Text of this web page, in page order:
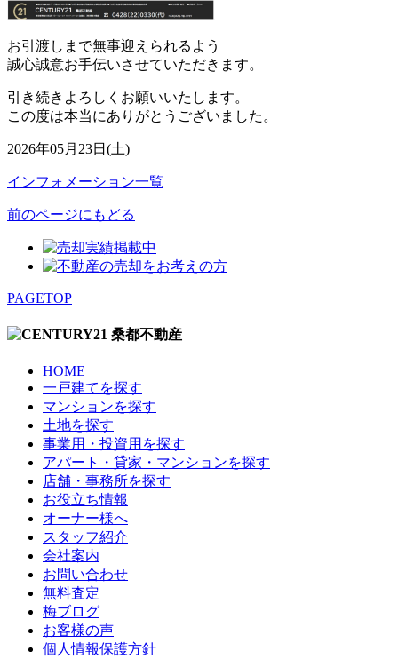
お引渡しまで無事迎えられるよう
誠心誠意お手伝いさせていただきます。
引き続きよろしくお願いいたします。
この度は本当にありがとうございました。
2026年05月23日(土)
インフォメーション一覧
前のページにもどる
PAGETOP
HOME
一戸建てを探す
マンションを探す
土地を探す
事業用・投資用を探す
アパート・貸家・マンションを探す
店舗・事務所を探す
お役立ち情報
オーナー様へ
スタッフ紹介
会社案内
お問い合わせ
無料査定
梅ブログ
お客様の声
個人情報保護方針